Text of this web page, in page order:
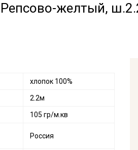
желтый,
хлопок 100%
2.2м
105 гр/м.кв
Россия